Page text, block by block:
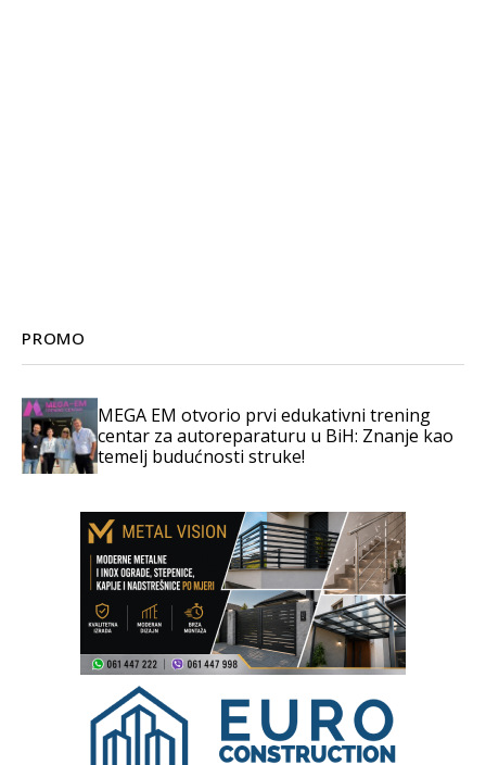
PROMO
MEGA EM otvorio prvi edukativni trening
centar za autoreparaturu u BiH: Znanje kao
temelj budućnosti struke!